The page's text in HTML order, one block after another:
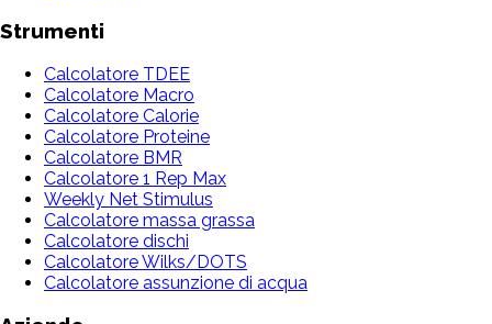
Strumenti
Calcolatore TDEE
Calcolatore Macro
Calcolatore Calorie
Calcolatore Proteine
Calcolatore BMR
Calcolatore 1 Rep Max
Weekly Net Stimulus
Calcolatore massa grassa
Calcolatore dischi
Calcolatore Wilks/DOTS
Calcolatore assunzione di acqua